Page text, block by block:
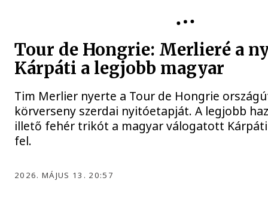
Tour de Hongrie: Merlieré a
Kárpáti a legjobb magyar
Tim Merlier nyerte a Tour de Hongrie
körverseny szerdai nyitóetapját. A legjobb
illető fehér trikót a magyar válogatott
fel.
2026. MÁJUS 13. 20:57